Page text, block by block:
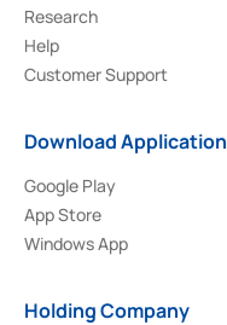
Research
Help
Customer Support
Download Application
Google Play
App Store
Windows App
Holding Company